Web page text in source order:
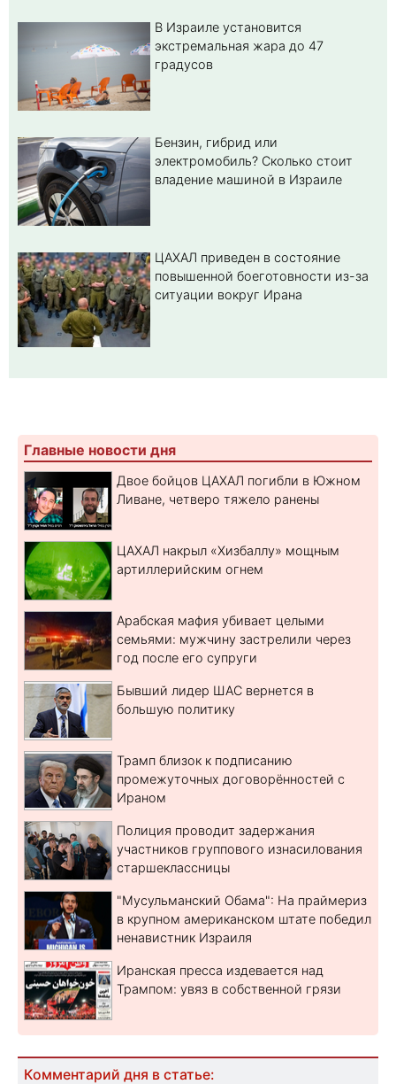
В Израиле установится
экстремальная жара до 47
градусов
Бензин, гибрид или
электромобиль? Cколько стоит
владение машиной в Израиле
ЦАХАЛ приведен в состояние
повышенной боеготовности из-за
ситуации вокруг Ирана
Главные новости дня
Двое бойцов ЦАХАЛ погибли в Южном
Ливане, четверо тяжело ранены
ЦАХАЛ накрыл «Хизбаллу» мощным
артиллерийским огнем
Арабская мафия убивает целыми
семьями: мужчину застрелили через
год после его супруги
Бывший лидер ШАС вернется в
большую политику
Трамп близок к подписанию
промежуточных договорённостей с
Ираном
Полиция проводит задержания
участников группового изнасилования
старшеклассницы
"Мусульманский Обама": На праймериз
в крупном американском штате победил
ненавистник Израиля
Иранская пресса издевается над
Трампом: увяз в собственной грязи
Комментарий дня в статье: